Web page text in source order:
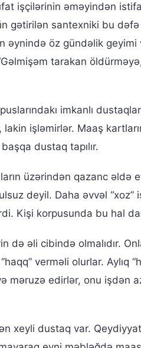
işçilərinin əməyindən
gətirilən santexniki bu
əynində öz gündəlik geyimi
tarakan
imkanlı
lakin işləmirlər. Maaş
dustaq tapılır.
üzərindən qazanc əldə
deyil. Daha əvvəl “xoz”
Kişi korpusunda bu hal
əli cibində olmalıdır.
verməli olurlar. Aylıq
məruzə edirlər, onu işdən
xeyli dustaq var.